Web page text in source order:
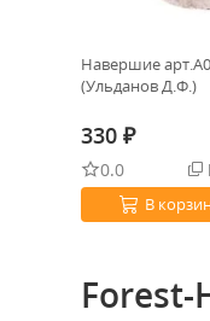
Навершие
(Ульданов Д.Ф.)
330 ₽
0.0
В
Forest-